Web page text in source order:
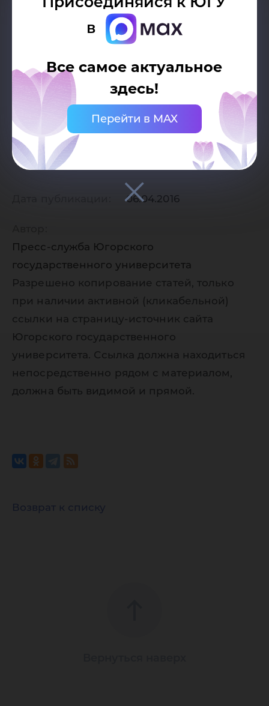
в
Все самое актуальное
здесь!
Перейти в MAX
06.04.2016
Пресс-служба Югорского
государственного университета
Разрешено копирование статей, только
при наличии активной (кликабельной)
ссылки на страницу-источник сайта
Югорского государственного
университета. Ссылка должна находиться
непосредственно рядом с материалом,
должна быть видимой и прямой.
Возврат к списку